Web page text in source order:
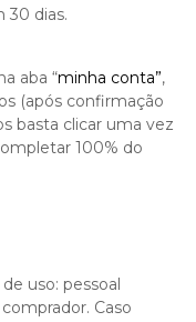
30 dias.
aba “minha conta”,
(após confirmação
basta clicar uma vez
100% do
uso: pessoal
Caso